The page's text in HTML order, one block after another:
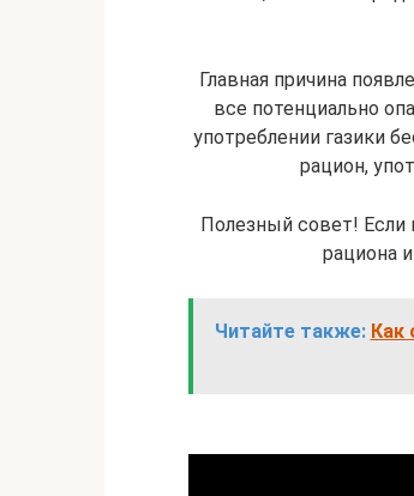
Главная причина
все потенциально
употреблении газики
рацион,
Полезный совет! Если
рациона
Читайте также: Как